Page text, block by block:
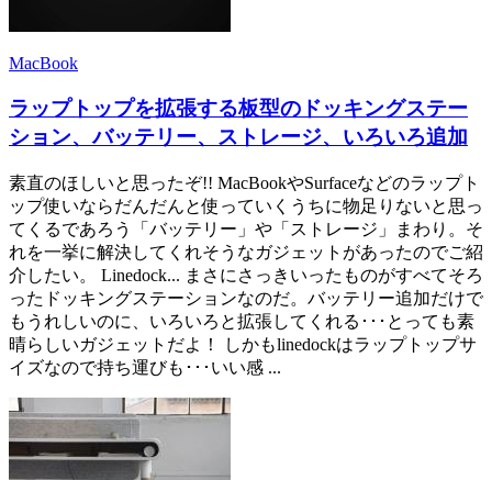
MacBook
ラップトップを拡張する板型のドッキングステー
ション、バッテリー、ストレージ、いろいろ追加
素直のほしいと思ったぞ!! MacBookやSurfaceなどのラップト
ップ使いならだんだんと使っていくうちに物足りないと思っ
てくるであろう「バッテリー」や「ストレージ」まわり。そ
れを一挙に解決してくれそうなガジェットがあったのでご紹
介したい。 Linedock... まさにさっきいったものがすべてそろ
ったドッキングステーションなのだ。バッテリー追加だけで
もうれしいのに、いろいろと拡張してくれる･･･とっても素
晴らしいガジェットだよ！ しかもlinedockはラップトップサ
イズなので持ち運びも･･･いい感 ...